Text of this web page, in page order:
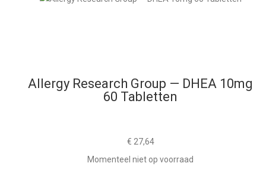
Allergy Research Group — DHEA 10mg
60 Tabletten
€ 27,64
Momenteel niet op voorraad